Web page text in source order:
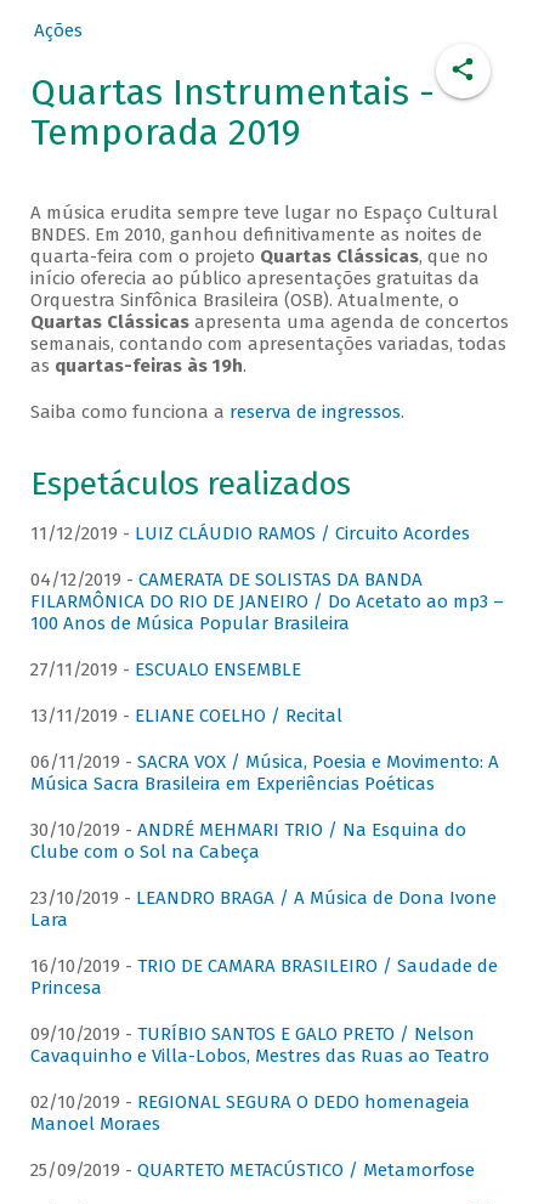
Ações
Quartas Instrumentais -
Temporada 2019
A música erudita sempre teve lugar no Espaço Cultural
BNDES. Em 2010, ganhou definitivamente as noites de
quarta-feira com o projeto Quartas Clássicas, que no
início oferecia ao público apresentações gratuitas da
Orquestra Sinfônica Brasileira (OSB). Atualmente, o
Quartas Clássicasapresenta uma agenda de concertos
semanais, contando com apresentações variadas, todas
as quartas-feiras às 19h.
Saiba como funciona a reserva de ingressos.
Espetáculos realizados
11/12/2019 - LUIZ CLÁUDIO RAMOS / Circuito Acordes
04/12/2019 - CAMERATA DE SOLISTAS DA BANDA
FILARMÔNICA DO RIO DE JANEIRO / Do Acetato ao mp3 –
100 Anos de Música Popular Brasileira
27/11/2019 - ESCUALO ENSEMBLE
13/11/2019 - ELIANE COELHO / Recital
06/11/2019 - SACRA VOX / Música, Poesia e Movimento: A
Música Sacra Brasileira em Experiências Poéticas
30/10/2019 - ANDRÉ MEHMARI TRIO / Na Esquina do
Clube com o Sol na Cabeça
23/10/2019 - LEANDRO BRAGA / A Música de Dona Ivone
Lara
16/10/2019 - TRIO DE CAMARA BRASILEIRO / Saudade de
Princesa
09/10/2019 - TURÍBIO SANTOS E GALO PRETO / Nelson
Cavaquinho e Villa-Lobos, Mestres das Ruas ao Teatro
02/10/2019 - REGIONAL SEGURA O DEDO homenageia
Manoel Moraes
25/09/2019 - QUARTETO METACÚSTICO / Metamorfose